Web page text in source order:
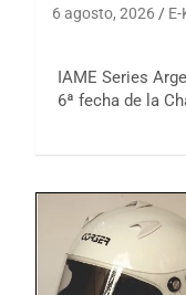
6 agosto, 2026
IAME Series
6ª fecha de la